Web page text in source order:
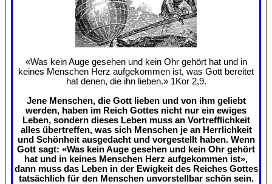
«Was kein Auge gesehen und kein Ohr gehört hat und in
keines Menschen Herz aufgekommen ist, was Gott bereitet
hat denen, die ihn lieben.» 1Kor 2,9.
Jene Menschen, die Gott lieben und von ihm geliebt
werden, haben im Reich Gottes nicht nur ein ewiges
Leben, sondern dieses Leben muss an Vortrefflichkeit
alles übertreffen, was sich Menschen je an Herrlichkeit
und Schönheit ausgedacht und vorgestellt haben. Wenn
Gott sagt: «Was kein Auge gesehen und kein Ohr gehört
hat und in keines Menschen Herz aufgekommen ist»,
dann muss das Leben in der Ewigkeit des Reiches Gottes
tatsächlich für den Menschen unvorstellbar schön sein.